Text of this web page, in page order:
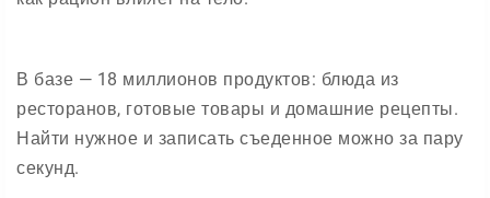
В базе — 18 миллионов продуктов: блюда из
ресторанов, готовые товары и домашние рецепты.
Найти нужное и записать съеденное можно за пару
секунд.